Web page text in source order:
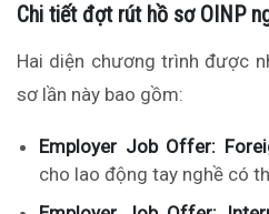
Chi tiết đợt rút hồ sơ OINP
Hai diện chương trình được
sơ lần này bao gồm:
Employer Job Offer:
cho lao động tay nghề có